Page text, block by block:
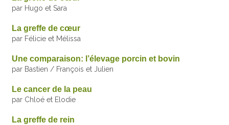
par Hugo et Sara
La greffe de cœur
par Félicie et Mélissa
Une comparaison: l’élevage porcin et bovin
par Bastien / François et Julien
Le cancer de la peau
par Chloé et Elodie
La greffe de rein